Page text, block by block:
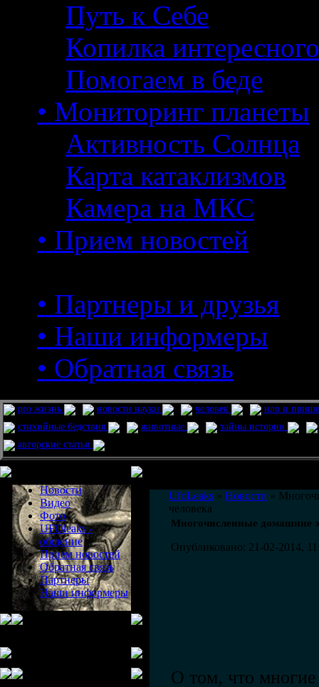
Путь к Себе
Копилка интересного
Помогаем в беде
• Мониторинг планеты
Активность Солнца
Карта катаклизмов
Камера на МКС
• Прием новостей
• Партнеры и друзья
• Наши информеры
• Обратная связь
pro жизнь новости науки человек
нло и
стихийные бедствия
животные
тайны истории
авторские статьи
Новости
Видео
Фото
UFOleaks -
общение
Прием новостей
Обратная связь
Партнеры
Наши информеры
UfoLeaks » Новости »
человека
Многочисленные домашние
Опубликовано: 21-02-2014,
О том, что